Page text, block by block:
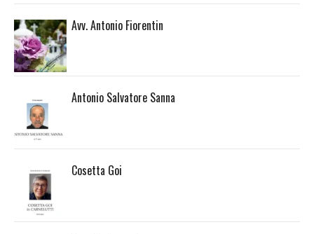
Avv. Antonio Fiorentin
Antonio Salvatore Sanna
Cosetta Goi